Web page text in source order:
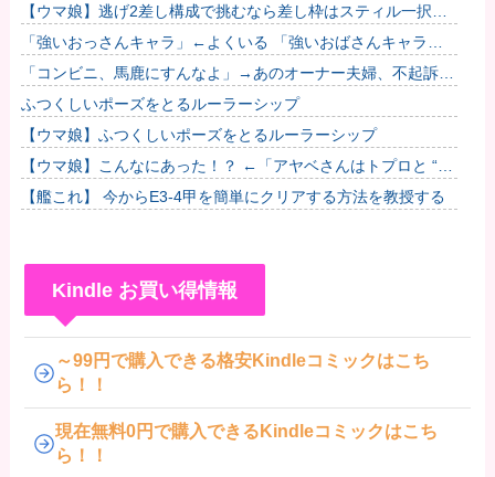
【ウマ娘】逃げ2差し構成で挑むなら差し枠はスティル一択な
のだ。他
「強いおっさんキャラ」←よくいる 「強いおばさんキャラ」
← 全然いない他
「コンビニ、馬鹿にすんなよ」→あのオーナー夫婦、不起訴ｗ
ｗｗｗｗｗｗｗｗ
ふつくしいポーズをとるルーラーシップ
【ウマ娘】ふつくしいポーズをとるルーラーシップ
【ウマ娘】こんなにあった！？ ←「アヤベさんはトプロと “1”
差だぞ」
【艦これ】 今からE3-4甲を簡単にクリアする方法を教授する
Kindle お買い得情報
～99円で購入できる格安Kindleコミックはこち
ら！！
現在無料0円で購入できるKindleコミックはこち
ら！！